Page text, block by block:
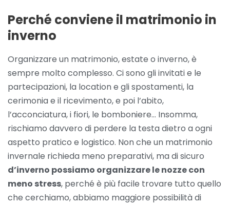
Perché conviene il matrimonio in
inverno
Organizzare un matrimonio, estate o inverno, è
sempre molto complesso. Ci sono gli invitati e le
partecipazioni, la location e gli spostamenti, la
cerimonia e il ricevimento, e poi l’abito,
l’acconciatura, i fiori, le bomboniere… Insomma,
rischiamo davvero di perdere la testa dietro a ogni
aspetto pratico e logistico. Non che un matrimonio
invernale richieda meno preparativi, ma di sicuro
d’inverno possiamo organizzare le nozze con
meno stress, perché è più facile trovare tutto quello
che cerchiamo, abbiamo maggiore possibilità di